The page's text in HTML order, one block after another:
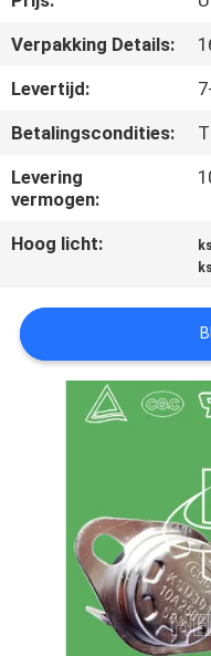
CONTACTEER
NIEUWS
ALLE
SITEMAP
PRIVACY
Verpakking Details:
Levertijd:
Betalingscondities:
Levering
vermogen:
Hoog licht: